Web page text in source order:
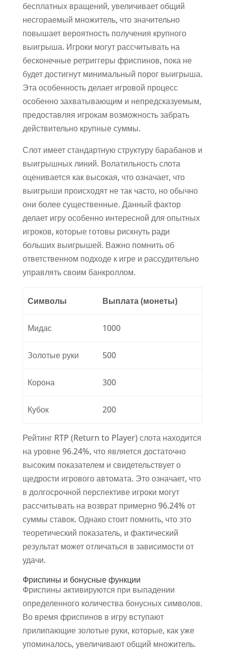
бесплатных вращений, увеличивает общий
несгораемый множитель, что значительно
повышает вероятность получения крупного
выигрыша. Игроки могут рассчитывать на
бесконечные ретриггеры фриспинов, пока не
будет достигнут минимальный порог выигрыша.
Эта особенность делает игровой процесс
особенно захватывающим и непредсказуемым,
предоставляя игрокам возможность забрать
действительно крупные суммы.
Слот имеет стандартную структуру барабанов и
выигрышных линий. Волатильность слота
оценивается как высокая, что означает, что
выигрыши происходят не так часто, но обычно
они более существенные. Данный фактор
делает игру особенно интересной для опытных
игроков, которые готовы рискнуть ради
больших выигрышей. Важно помнить об
ответственном подходе к игре и рассудительно
управлять своим банкроллом.
Символы Выплата (монеты)
Мидас 1000
Золотые руки 500
Корона 300
Кубок 200
Рейтинг RTP (Return to Player) слота находится
на уровне 96.24%, что является достаточно
высоким показателем и свидетельствует о
щедрости игрового автомата. Это означает, что
в долгосрочной перспективе игроки могут
рассчитывать на возврат примерно 96.24% от
суммы ставок. Однако стоит помнить, что это
теоретический показатель, и фактический
результат может отличаться в зависимости от
удачи.
Фриспины и бонусные функции
Фриспины активируются при выпадении
определенного количества бонусных символов.
Во время фриспинов в игру вступают
прилипающие золотые руки, которые, как уже
упоминалось, увеличивают общий множитель.